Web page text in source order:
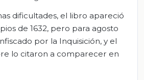
dificultades, el libro apareció
de 1632, pero para agosto
por la Inquisición, y el
lo citaron a comparecer en